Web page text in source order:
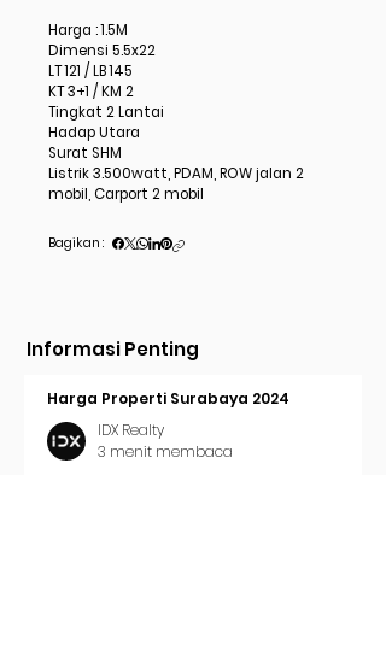
Harga : 1.5M
Dimensi 5.5x22
LT 121 / LB 145
KT 3+1 / KM 2
Tingkat 2 Lantai
Hadap Utara
Surat SHM
Listrik 3.500watt, PDAM, ROW jalan 2
mobil, Carport 2 mobil
Bagikan :
Informasi Penting
Harga Properti Surabaya 2024
IDX Realty
3 menit membaca